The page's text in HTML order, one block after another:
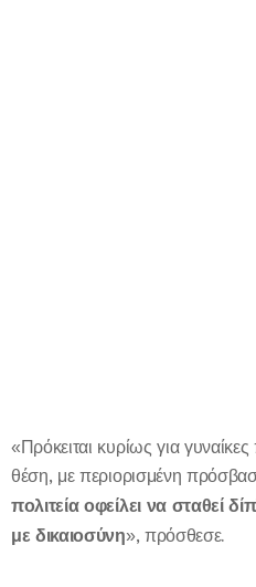
«Πρόκειται κυρίως για
θέση, με περιορισμένη
πολιτεία οφείλει να σταθεί
με δικαιοσύνη», πρόσθεσε.